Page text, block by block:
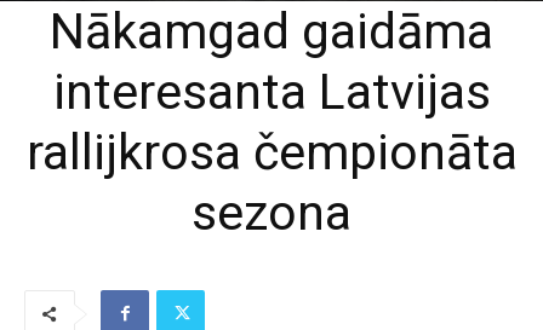
Nākamgad gaidāma
interesanta Latvijas
rallijkrosa čempionāta
sezona